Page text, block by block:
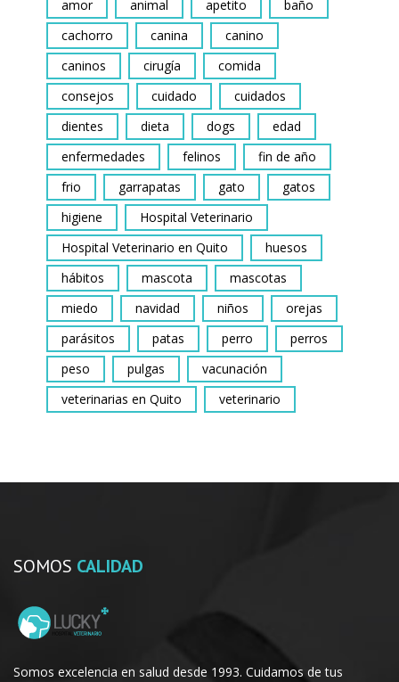
amor
animal apetito
baño
cachorro
canina
canino
caninos
cirugía
comida
consejos
cuidado
cuidados
dientes
dieta dogs
edad
enfermedades
felinos
fin de año
frio
garrapatas gato
gatos
higiene
Hospital Veterinario
Hospital Veterinario en Quito
huesos
hábitos
mascota
mascotas
miedo
navidad niños
orejas
parásitos
patas perro
perros
peso
pulgas
vacunación
veterinarias en Quito
veterinario
SOMOS CALIDAD
Somos excelencia en salud desde 1993. Cuidamos de tus